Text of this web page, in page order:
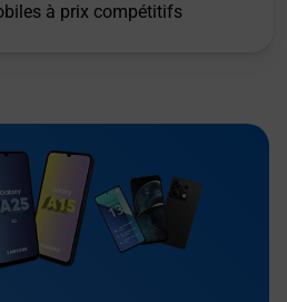
à prix compétitifs